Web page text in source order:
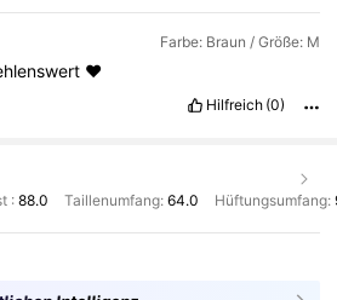
Farbe: Braun / Größe: M
❤️
Hilfreich (0)
:88.0 Taillenumfang: 64.0 Hüftungsumfang: